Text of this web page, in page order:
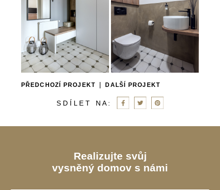
PŘEDCHOZÍ PROJEKT |DALŠÍ PROJEKT
S D Í L E T N A :
Realizujte svůj
vysněný domov s námi